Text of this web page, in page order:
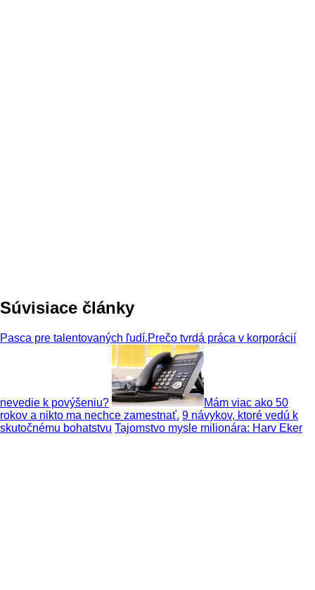
Súvisiace články
Pasca pre talentovaných ľudí.Prečo tvrdá práca v korporácií
nevedie k povýšeniu?
Mám viac ako 50
rokov a nikto ma nechce zamestnať. 9 návykov, ktoré vedú k
skutočnému bohatstvu Tajomstvo mysle milionára: Harv Eker